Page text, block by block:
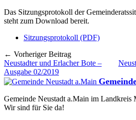
Das Sitzungsprotokoll der
steht zum Download bereit.
Sitzungsprotokoll (PDF)
← Vorheriger Beitrag
Neustadter und Erlacher Bote –
Ausgabe 02/2019
Gemeinde Neustadt a.Main im Landkreis
Wir sind für Sie da!